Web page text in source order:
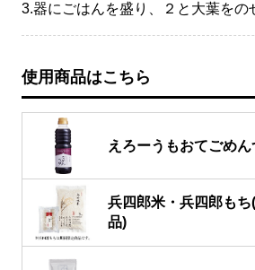
3.器にごはんを盛り、２と大葉をの
使用商品はこちら
えろーうもおてごめん
兵四郎米・兵四郎も
品)